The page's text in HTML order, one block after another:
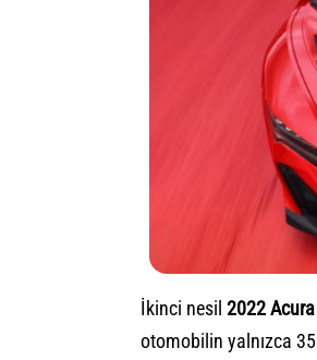
İkinci nesil 2022
otomobilin yalnızca